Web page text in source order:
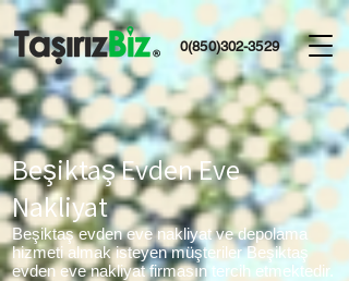
0(850)302-3529
Beşiktaş Evden Eve
Nakliyat
Beşiktaş evden eve nakliyat ve depolama
hizmeti almak isteyen müşteriler Beşiktaş
evden eve nakliyat firmasın tercih etmektedir.